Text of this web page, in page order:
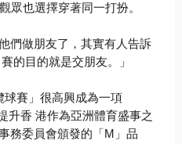
眾也選擇穿著同一打扮。
們做朋友了，其實有人告訴
的目的就是交朋友。」
球賽」很高興成為一項
升香 港作為亞洲體育盛事之
務委員會頒發的「M 」品